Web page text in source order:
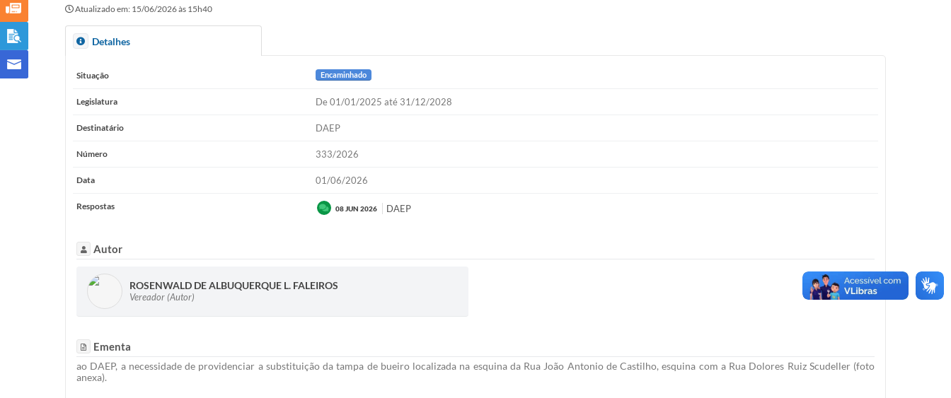
Atualizado em: 15/06/2026 às 15h40
Detalhes
Situação Encaminhado
Legislatura De 01/01/2025 até 31/12/2028
Destinatário DAEP
Número 333/2026
Data 01/06/2026
Respostas 08 JUN 2026 DAEP
Autor
ROSENWALD DE ALBUQUERQUE L. FALEIROS
Vereador (Autor)
Ementa
ao DAEP, a necessidade de providenciar a substituição da tampa de bueiro localizada na esquina da Rua João Antonio de Castilho, esquina com a Rua Dolores Ruiz Scudeller (foto
anexa).